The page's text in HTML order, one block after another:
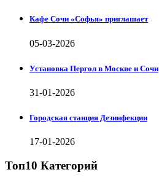
Кафе Сочи «Софья» приглашает
05-03-2026
Установка Пергол в Москве и Сочи
31-01-2026
Городская станция Дезинфекции
17-01-2026
Топ10 Категорий